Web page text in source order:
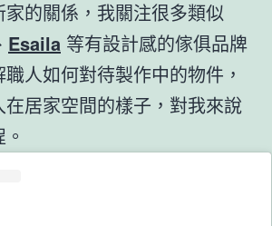
的關係，我關注很多類似
Esaila 等有設計感的傢俱品牌
人如何對待製作中的物件，
居家空間的樣子，對我來說